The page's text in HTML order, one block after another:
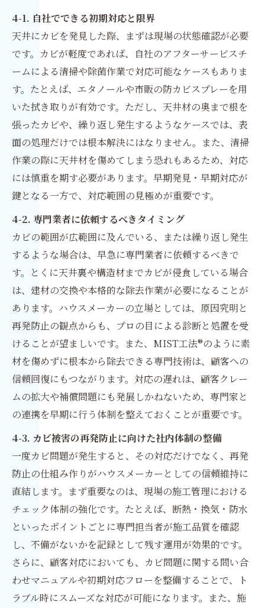
4-1. 自社でできる初期対応と限界
天井にカビを発見した際、まずは現場の状態確認が必要
です。カビが軽度であれば、自社のアフターサービスチ
ームによる清掃や除菌作業で対応可能なケースもありま
す。たとえば、エタノールや市販の防カビスプレーを用
いた拭き取りが有効です。ただし、天井材の奥まで根を
張ったカビや、繰り返し発生するようなケースでは、表
面の処理だけでは根本解決にはなりません。また、清掃
作業の際に天井材を傷めてしまう恐れもあるため、対応
には慎重を期す必要があります。早期発見・早期対応が
鍵となる一方で、対応範囲の見極めが重要です。
4-2. 専門業者に依頼するべきタイミング
カビの範囲が広範囲に及んでいる、または繰り返し発生
するような場合は、早急に専門業者に依頼するべきで
す。とくに天井裏や構造材までカビが侵食している場合
は、建材の交換や本格的な除去作業が必要になることが
あります。ハウスメーカーの立場としては、原因究明と
再発防止の観点からも、プロの目による診断と処置を受
けることが望ましいです。また、MIST工法®のように素
材を傷めずに根本から除去できる専門技術は、顧客への
信頼回復にもつながります。対応の遅れは、顧客クレー
ムの拡大や補償問題にも発展しかねないため、専門家と
の連携を早期に行う体制を整えておくことが重要です。
4-3. カビ被害の再発防止に向けた社内体制の整備
一度カビ問題が発生すると、その対応だけでなく、再発
防止の仕組み作りがハウスメーカーとしての信頼維持に
直結します。まず重要なのは、現場の施工管理における
チェック体制の強化です。たとえば、断熱・換気・防水
といったポイントごとに専門担当者が施工品質を確認
し、不備がないかを記録として残す運用が効果的です。
さらに、顧客対応においても、カビ問題に関する問い合
わせマニュアルや初期対応フローを整備することで、ト
ラブル時にスムーズな対応が可能になります。また、施